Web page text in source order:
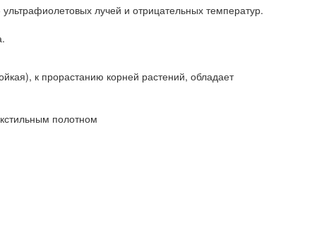
лучей и отрицательных температур.
к прорастанию корней растений, обладает
полотном